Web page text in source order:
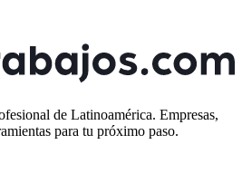
de Latinoamérica. Empresas,
para tu próximo paso.